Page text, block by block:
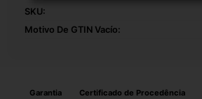
SKU:
Motivo De GTIN Vacío:
Garantia Certificado de Procedência